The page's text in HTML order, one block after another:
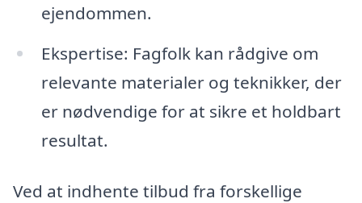
ejendommen.
Ekspertise: Fagfolk kan rådgive om
relevante materialer og teknikker, der
er nødvendige for at sikre et holdbart
resultat.
Ved at indhente tilbud fra forskellige